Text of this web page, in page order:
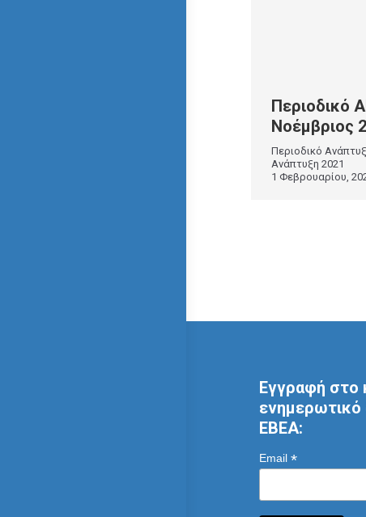
Περιοδικό
Νοέμβριος
Περιοδικό
Ανάπτυξη 2021
1 Φεβρουαρίου,
Εγγραφή στο
ενημερωτικό
ΕΒΕΑ:
Email *